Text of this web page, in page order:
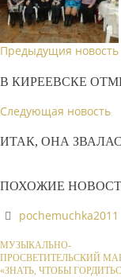
Предыдущия новость
В КИРЕЕВСКЕ
Следующая новость
ИТАК, ОНА
ПОХОЖИЕ
pochemuchka2011
МУЗЫКАЛЬНО-
ПРОСВЕТИТЕЛЬСКИЙ
«ЗНАТЬ, ЧТОБЫ